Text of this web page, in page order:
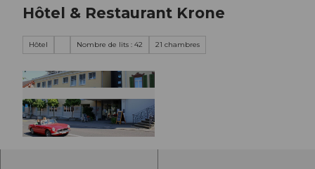
Hôtel & Restaurant Krone
Hôtel Nombre de lits : 42 21 chambres